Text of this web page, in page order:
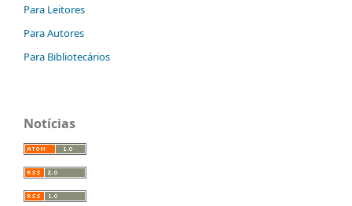
Para Leitores
Para Autores
Para Bibliotecários
Notícias